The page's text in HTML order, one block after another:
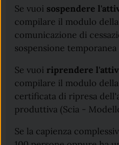
Se vuoi sospendere
compilare il modulo della
comunicazione di
sospensione
Se vuoi riprendere
compilare il modulo
certificata di ripresa
produttiva (Scia -
Se la capienza